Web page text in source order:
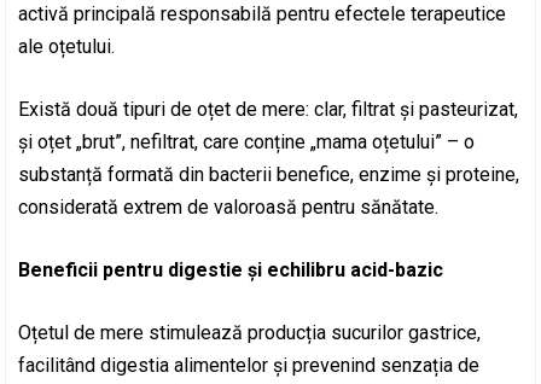
activă principală responsabilă pentru efectele terapeutice
ale oțetului.
Există două tipuri de oțet de mere: clar, filtrat și pasteurizat,
și oțet „brut”, nefiltrat, care conține „mama oțetului” – o
substanță formată din bacterii benefice, enzime și proteine,
considerată extrem de valoroasă pentru sănătate.
Beneficii pentru digestie și echilibru acid-bazic
Oțetul de mere stimulează producția sucurilor gastrice,
facilitând digestia alimentelor și prevenind senzația de